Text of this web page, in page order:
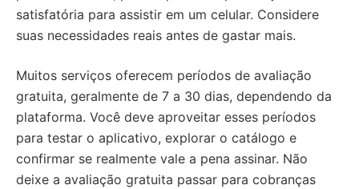
satisfatória para assistir em um celular. Considere
suas necessidades reais antes de gastar mais.
Muitos serviços oferecem períodos de avaliação
gratuita, geralmente de 7 a 30 dias, dependendo da
plataforma. Você deve aproveitar esses períodos
para testar o aplicativo, explorar o catálogo e
confirmar se realmente vale a pena assinar. Não
deixe a avaliação gratuita passar para cobranças